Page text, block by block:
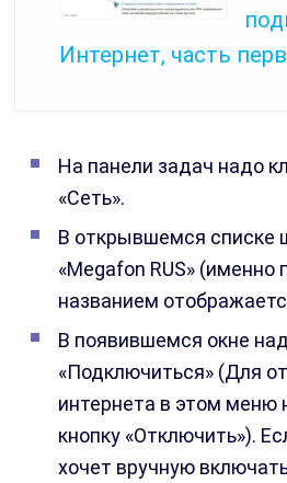
Интернет, часть
На панели задач надо
«Сеть».
В открывшемся списке
«Megafon RUS» (именно
названием
В появившемся окне
«Подключиться» (Для
интернета в этом меню
кнопку «Отключить»).
хочет вручную